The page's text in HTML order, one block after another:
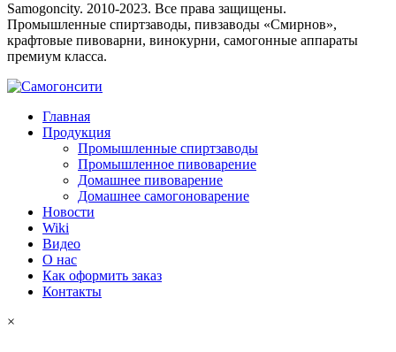
Samogoncity. 2010-2023. Все права защищены.
Промышленные спиртзаводы, пивзаводы «Смирнов»,
крафтовые пивоварни, винокурни, самогонные аппараты
премиум класса.
Главная
Продукция
Промышленные спиртзаводы
Промышленное пивоварение
Домашнее пивоварение
Домашнее самогоноварение
Новости
Wiki
Видео
О нас
Как оформить заказ
Контакты
×